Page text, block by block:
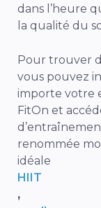
dans l’heure
la qualité du
Pour trouver
vous pouvez
importe votre
FitOn et
renommée
idéale
HIIT
,